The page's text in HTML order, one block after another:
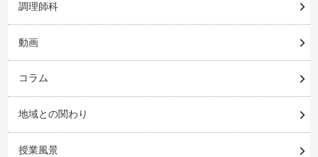
調理師科
動画
コラム
地域との関わり
授業風景